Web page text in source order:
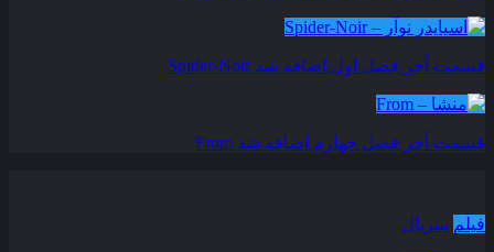
قسمت آخر فصل اول اضافه شد Spider-Noir
قسمت آخر فصل چهارم اضافه شد From
فیلم سریال